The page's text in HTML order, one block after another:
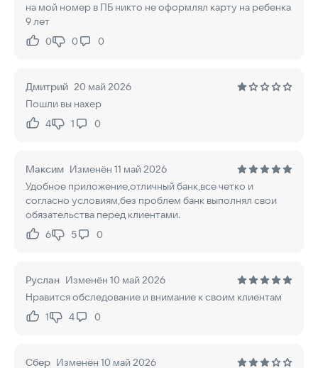
на мой номер в ПБ никто не оформлял карту на ребенка
9 лет
Нравится:
0Не нравится:
0 0
Дмитрий 20 май 2026
Пошли вы нахер
Нравится:
4Не нравится:
1 0
Максим Изменён 11 май 2026
Удобное приложение,отличный банк,все четко и
согласно условиям,без проблем банк выполнял свои
обязательства перед клиентами.
Нравится:
6Не нравится:
5 0
Руслан Изменён 10 май 2026
Нравится обследование и внимание к своим клиентам
Нравится:
1Не нравится:
4 0
Сбер Изменён 10 май 2026